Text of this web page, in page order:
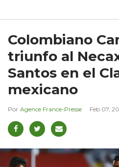
Colombiano
triunfo al
Santos en el
mexicano
Agence France-Presse Feb 07,